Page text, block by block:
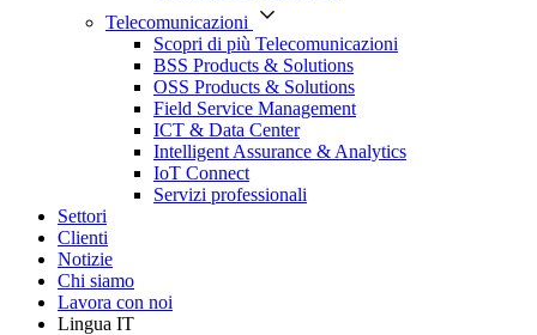
Telecomunicazioni
Scopri di più Telecomunicazioni
BSS Products & Solutions
OSS Products & Solutions
Field Service Management
ICT & Data Center
Intelligent Assurance & Analytics
IoT Connect
Servizi professionali
Settori
Clienti
Notizie
Chi siamo
Lavora con noi
Lingua IT